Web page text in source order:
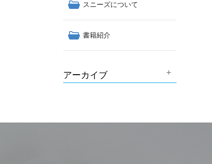
スニーズについて
書籍紹介
アーカイブ